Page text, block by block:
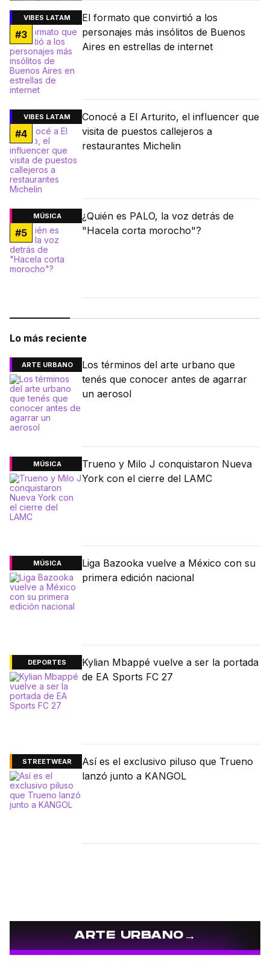
VIBES LATAM
#3
El formato que convirtió a los
personajes más insólitos de Buenos
Aires en estrellas de internet
VIBES LATAM
#4
Conocé a El Arturito, el influencer que
visita de puestos callejeros a
restaurantes Michelin
MÚSICA
#5
¿Quién es PALO, la voz detrás de
"Hacela corta morocho"?
Lo más reciente
ARTE URBANO
Los términos del arte urbano que
tenés que conocer antes de agarrar
un aerosol
MÚSICA
Trueno y Milo J conquistaron Nueva
York con el cierre del LAMC
MÚSICA
Liga Bazooka vuelve a México con su
primera edición nacional
DEPORTES
Kylian Mbappé vuelve a ser la portada
de EA Sports FC 27
STREETWEAR
Así es el exclusivo piluso que Trueno
lanzó junto a KANGOL
ARTE URBANO→